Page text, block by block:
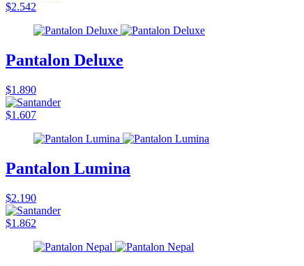
$2.542
Pantalon Deluxe
$1.890
$1.607
Pantalon Lumina
$2.190
$1.862